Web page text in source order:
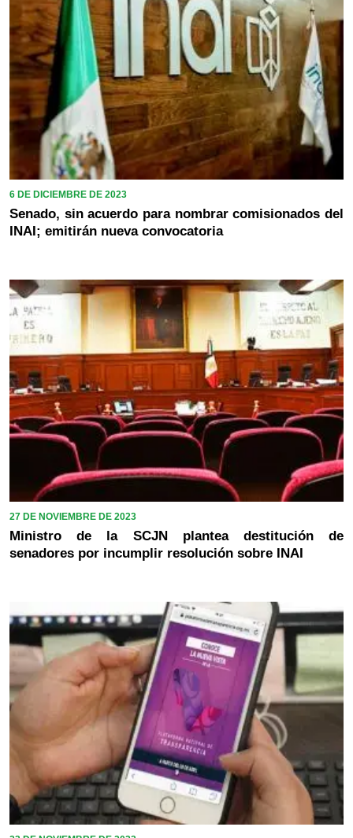
6 DE DICIEMBRE DE 2023
Senado, sin acuerdo para nombrar comisionados del
INAI; emitirán nueva convocatoria
27 DE NOVIEMBRE DE 2023
Ministro de la SCJN plantea destitución de
senadores por incumplir resolución sobre INAI